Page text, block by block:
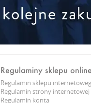
Regulaminy sklepu online
Regulamin sklepu
Regulamin strony internetowej
Regulamin konta